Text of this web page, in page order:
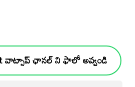
వాట్సాప్ ఛానల్ ని ఫాలో అవ్వండి